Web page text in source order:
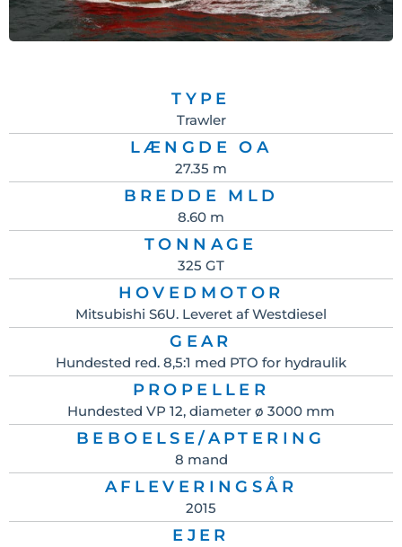
TYPE
Trawler
LÆNGDE OA
27.35 m
BREDDE MLD
8.60 m
TONNAGE
325 GT
HOVEDMOTOR
Mitsubishi S6U. Leveret af Westdiesel
GEAR
Hundested red. 8,5:1 med PTO for hydraulik
PROPELLER
Hundested VP 12, diameter ø 3000 mm
BEBOELSE/APTERING
8 mand
AFLEVERINGSÅR
2015
EJER